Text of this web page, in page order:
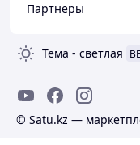
Партнеры
Тема - светлая
© Satu.kz —